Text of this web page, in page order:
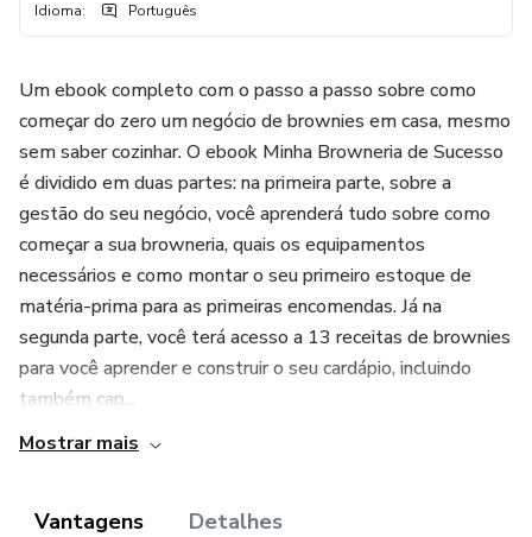
Idioma: Português
Um ebook completo com o passo a passo sobre como
começar do zero um negócio de brownies em casa, mesmo
sem saber cozinhar. O ebook Minha Browneria de Sucesso
é dividido em duas partes: na primeira parte, sobre a
gestão do seu negócio, você aprenderá tudo sobre como
começar a sua browneria, quais os equipamentos
necessários e como montar o seu primeiro estoque de
matéria-prima para as primeiras encomendas. Já na
segunda parte, você terá acesso a 13 receitas de brownies
para você aprender e construir o seu cardápio, incluindo
também cap...
Mostrar mais
Vantagens Detalhes